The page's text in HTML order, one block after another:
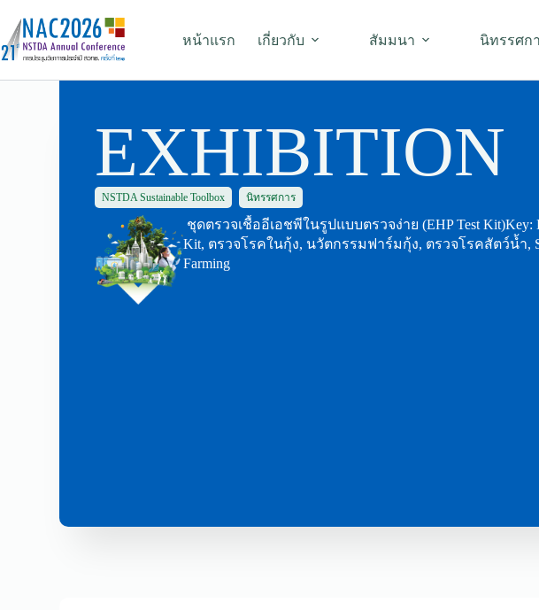
หน้าแรก เกี่ยวกับ สัมมนา นิทรรศก
EXHIBITION
NSTDA Sustainable Toolbox นิทรรศการ
ชุดตรวจเชื้ออีเอชพีในรูปแบบตรวจง่าย (EHP Test Kit)Key:
Kit, ตรวจโรคในกุ้ง, นวัตกรรมฟาร์มกุ้ง, ตรวจโรคสัตว์น้ำ,
Farming